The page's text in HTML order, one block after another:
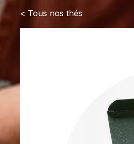
< Tous nos thés